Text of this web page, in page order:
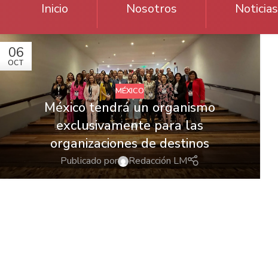
Inicio Nosotros Noticias
06
OCT
MÉXICO
México tendrá un organismo
exclusivamente para las
organizaciones de destinos
Publicado por Redacción LM